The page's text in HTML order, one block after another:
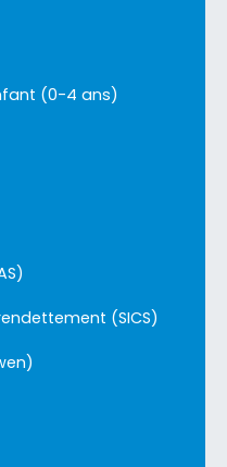
(0-4 ans)
(SICS)